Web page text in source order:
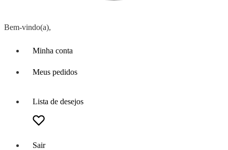
Bem-vindo(a),
Minha conta
Meus pedidos
Lista de desejos
Sair